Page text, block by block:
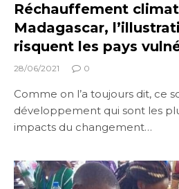
Réchauffement
Madagascar,
risquent les pays
28/06/2021 0
Comme on l’a toujours dit, ce
développement qui sont les
impacts du changement…